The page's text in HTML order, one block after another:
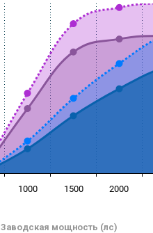
Заводская мощность (лс)
1000 1500 2000